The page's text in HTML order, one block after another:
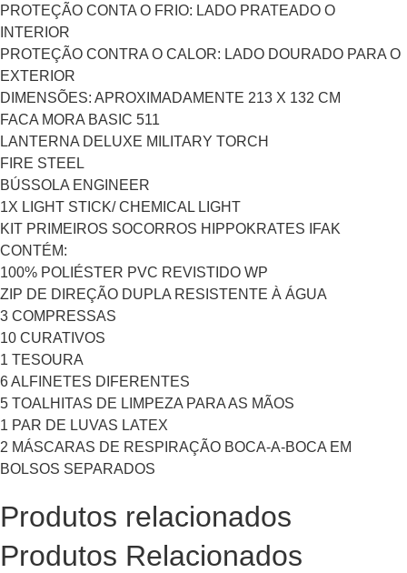
PROTEÇÃO CONTA O FRIO: LADO PRATEADO O
INTERIOR
PROTEÇÃO CONTRA O CALOR: LADO DOURADO PARA O
EXTERIOR
DIMENSÕES: APROXIMADAMENTE 213 X 132 CM
FACA MORA BASIC 511
LANTERNA DELUXE MILITARY TORCH
FIRE STEEL
BÚSSOLA ENGINEER
1X LIGHT STICK/ CHEMICAL LIGHT
KIT PRIMEIROS SOCORROS HIPPOKRATES IFAK
CONTÉM:
100% POLIÉSTER PVC REVISTIDO WP
ZIP DE DIREÇÃO DUPLA RESISTENTE À ÁGUA
3 COMPRESSAS
10 CURATIVOS
1 TESOURA
6 ALFINETES DIFERENTES
5 TOALHITAS DE LIMPEZA PARA AS MÃOS
1 PAR DE LUVAS LATEX
2 MÁSCARAS DE RESPIRAÇÃO BOCA-A-BOCA EM
BOLSOS SEPARADOS
Produtos relacionados
Produtos Relacionados